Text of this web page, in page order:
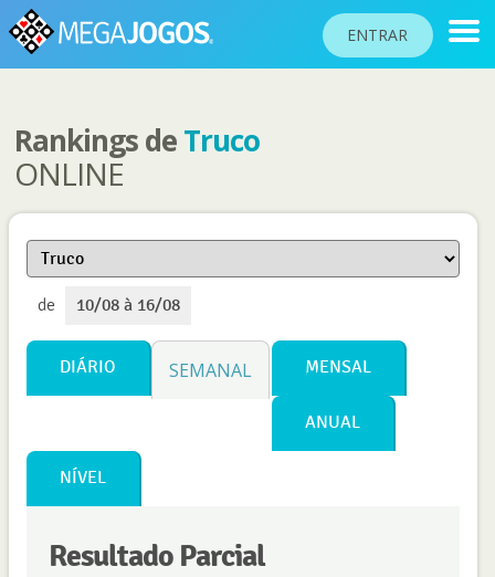
ENTRAR
RANKINGS
TORNEIOS
COMUNIDADE
BLOG
AJUDA
PASSAPORTE
JOGAR
Idioma do site
Rankings deTruco
ONLINE
de 10/08 à 16/08
DIÁRIO SEMANAL MENSAL
ANUAL
NÍVEL
Resultado Parcial